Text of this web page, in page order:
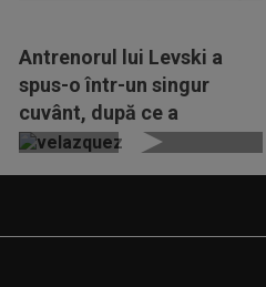
Antrenorul lui Levski a
spus-o într-un singur
cuvânt, după ce a
eliminat-o pe Craiova